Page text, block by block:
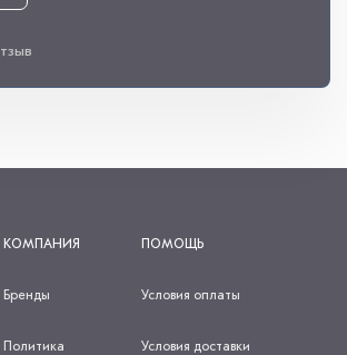
КОМПАНИЯ
Бренды
Политика
ПОМОЩЬ
Условия оплаты
Условия доставки